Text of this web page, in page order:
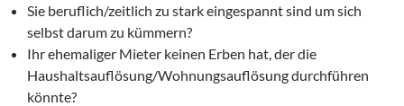
Sie beruflich/zeitlich zu stark eingespannt sind um sich
selbst darum zu kümmern?
Ihr ehemaliger Mieter keinen Erben hat, der die
Haushaltsauflösung/Wohnungsauflösung durchführen
könnte?